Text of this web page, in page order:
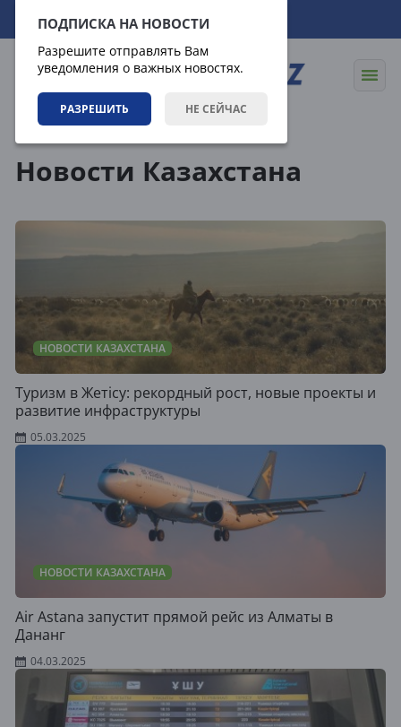
ПОДПИСКА НА НОВОСТИ
Разрешите отправлять Вам
уведомления о важных новостях.
РАЗРЕШИТЬ НЕ СЕЙЧАС
08.08.2026 16:33:00
Новости Казахстана
НОВОСТИ КАЗАХСТАНА
Туризм в Жетісу: рекордный рост, новые проекты и
развитие инфраструктуры
05.03.2025
НОВОСТИ КАЗАХСТАНА
Air Astana запустит прямой рейс из Алматы в
Дананг
04.03.2025